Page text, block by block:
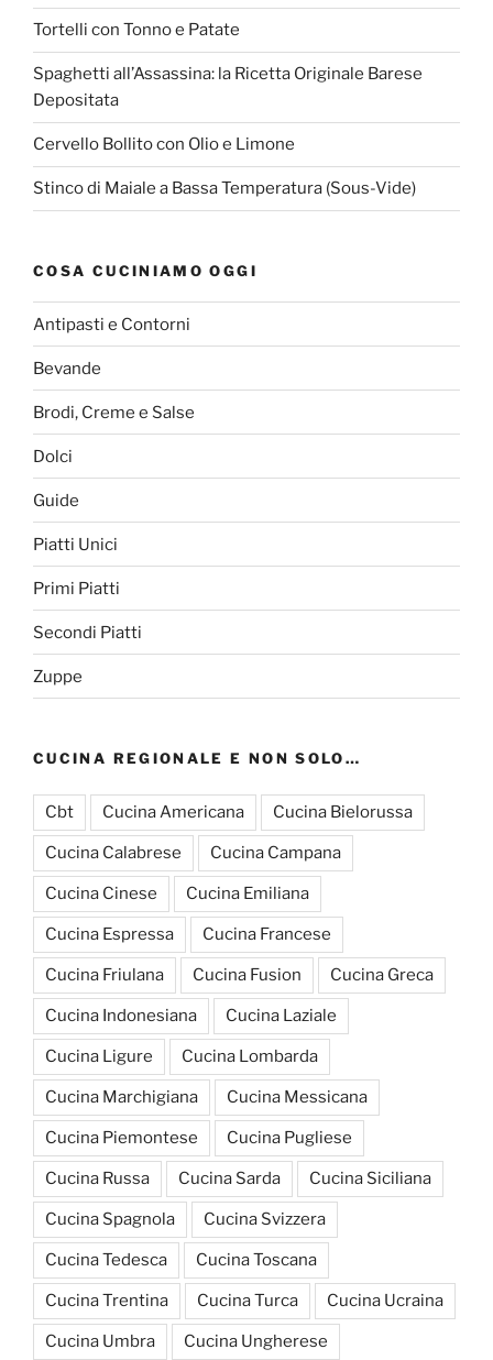
Tortelli con Tonno e Patate
Spaghetti all’Assassina: la Ricetta Originale Barese
Depositata
Cervello Bollito con Olio e Limone
Stinco di Maiale a Bassa Temperatura (Sous-Vide)
COSA CUCINIAMO OGGI
Antipasti e Contorni
Bevande
Brodi, Creme e Salse
Dolci
Guide
Piatti Unici
Primi Piatti
Secondi Piatti
Zuppe
CUCINA REGIONALE E NON SOLO…
Cbt Cucina Americana Cucina Bielorussa
Cucina Calabrese Cucina Campana
Cucina Cinese Cucina Emiliana
Cucina Espressa Cucina Francese
Cucina Friulana Cucina Fusion Cucina Greca
Cucina Indonesiana Cucina Laziale
Cucina Ligure Cucina Lombarda
Cucina Marchigiana Cucina Messicana
Cucina Piemontese Cucina Pugliese
Cucina Russa Cucina Sarda Cucina Siciliana
Cucina Spagnola Cucina Svizzera
Cucina Tedesca Cucina Toscana
Cucina Trentina Cucina Turca Cucina Ucraina
Cucina Umbra Cucina Ungherese